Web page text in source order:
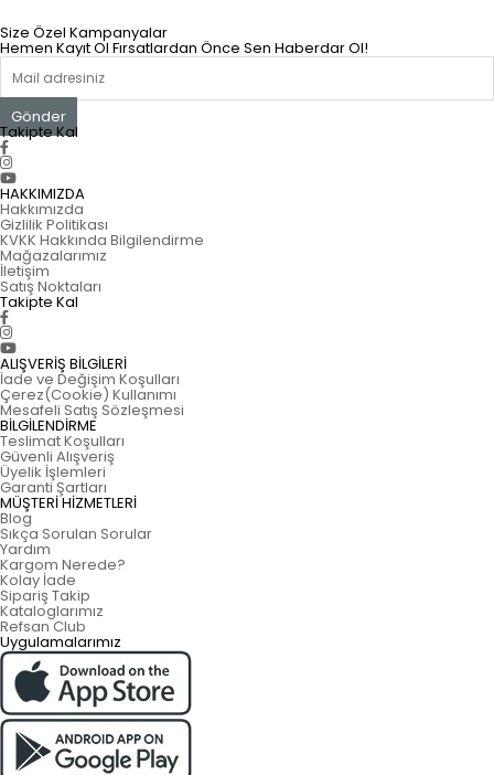
Size Özel Kampanyalar
Hemen Kayıt Ol Fırsatlardan Önce Sen Haberdar Ol!
Gönder
Takipte Kal
HAKKIMIZDA
Hakkımızda
Gizlilik Politikası
KVKK Hakkında Bilgilendirme
Mağazalarımız
İletişim
Satış Noktaları
Takipte Kal
ALIŞVERİŞ BİLGİLERİ
İade ve Değişim Koşulları
Çerez(Cookie) Kullanımı
Mesafeli Satış Sözleşmesi
BİLGİLENDİRME
Teslimat Koşulları
Güvenli Alışveriş
Üyelik İşlemleri
Garanti Şartları
MÜŞTERİ HİZMETLERİ
Blog
Sıkça Sorulan Sorular
Yardım
Kargom Nerede?
Kolay İade
Sipariş Takip
Kataloglarımız
Refsan Club
Uygulamalarımız